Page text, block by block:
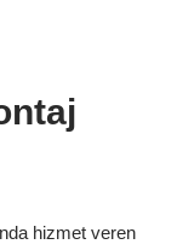
hizmet veren